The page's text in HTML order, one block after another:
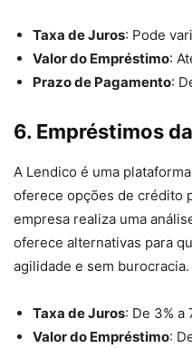
Taxa de Juros: Pode
Valor do Empréstimo:
Prazo de Pagamento:
6. Empréstimos
A Lendico é uma
oferece opções de crédito
empresa realiza uma
oferece alternativas para
agilidade e sem burocracia.
Taxa de Juros: De 3% a
Valor do Empréstimo: